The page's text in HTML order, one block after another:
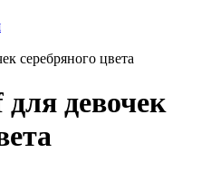
серебряного цвета
девочек